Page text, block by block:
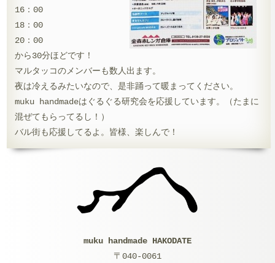
16：00
18：00
20：00
から30分ほどです！
マルタッコのメンバーも数人出ます。
夜は冷えるみたいなので、是非踊って暖まってください。
muku handmadeはぐるぐる研究会を応援しています。（たまに
混ぜてもらってるし！）
バル街も応援してるよ。皆様、楽しんで！
muku handmade HAKODATE
〒040-0061